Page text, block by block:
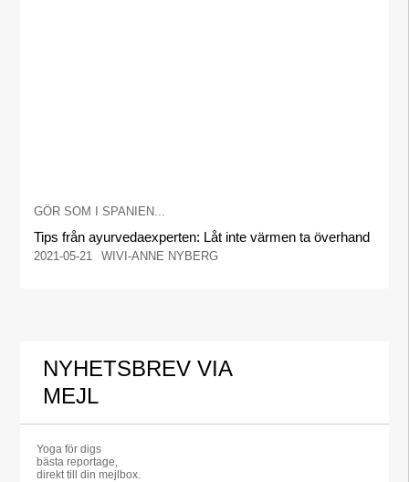
GÖR SOM I SPANIEN...
Tips från ayurvedaexperten: Låt inte värmen ta överhand
2021-05-21 WIVI-ANNE NYBERG
NYHETSBREV VIA
MEJL
Yoga för digs
bästa reportage,
direkt till din mejlbox.